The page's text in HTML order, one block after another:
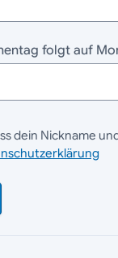
folgt auf
dein Nickname